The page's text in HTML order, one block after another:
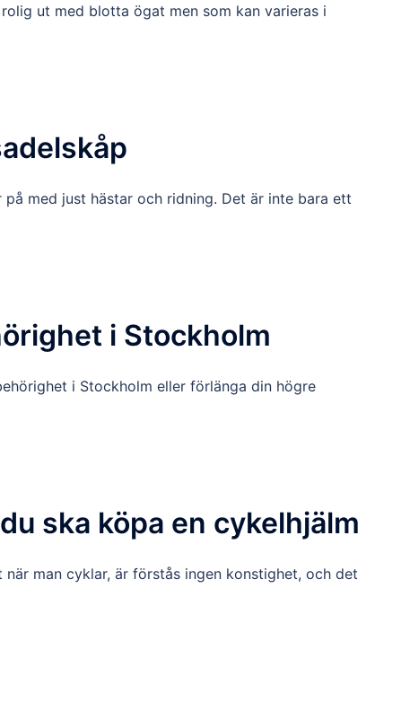
ut med blotta ögat men som kan varieras i
med just hästar och ridning. Det är inte bara ett
i Stockholm
i Stockholm eller förlänga din högre
ska köpa en cykelhjälm
man cyklar, är förstås ingen konstighet, och det